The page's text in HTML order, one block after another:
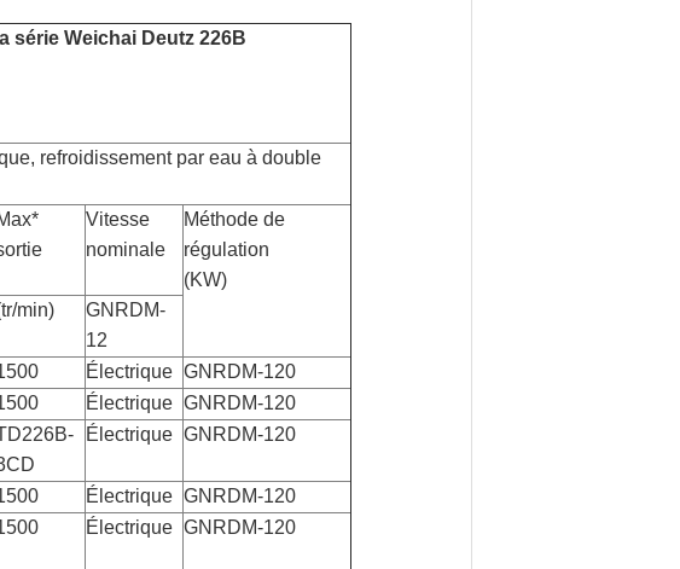
série Weichai Deutz 226B
refroidissement par eau à double
Vitesse
nominale
Méthode de
régulation
(KW)
min)
GNRDM-
12
Électrique GNRDM-120
Électrique GNRDM-120
Électrique GNRDM-120
Électrique GNRDM-120
Électrique GNRDM-120